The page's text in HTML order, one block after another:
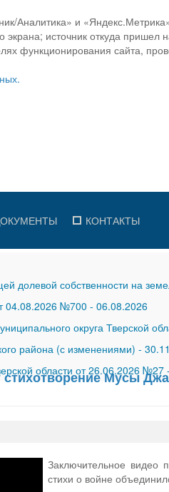
Аналитика» и
источник откуда пришел
функционирования сайта,
КОНТАКТЫ
долевой собственности на
04.08.2026 №700 - 06.08.2026
округа Тверской
района (с изменениями) -
области от 26.06.2026 №27 -
Мусы
Заключительное
стихи о войне